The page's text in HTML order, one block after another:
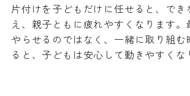
片付けを子どもだけに任せると、でき
え、親子ともに疲れやすくなります
やらせるのではなく、一緒に取り組む
ると、子どもは安心して動きやすくな